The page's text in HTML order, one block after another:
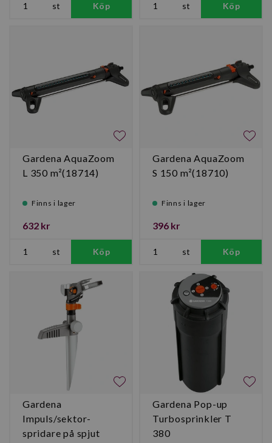
st Köp st Köp
Gardena AquaZoom
L 350 m²(18714)
Finns i lager
632 kr
st Köp
Gardena AquaZoom
S 150 m²(18710)
Finns i lager
396 kr
st Köp
Gardena
Impuls/sektor-
spridare på spjut
Gardena Pop-up
Turbosprinkler T
380